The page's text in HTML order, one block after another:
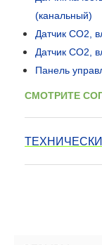
(канальный)
Датчик CO2,
Датчик CO2,
Панель
СМОТРИТЕ